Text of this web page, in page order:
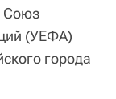
Союз
(УЕФА)
города